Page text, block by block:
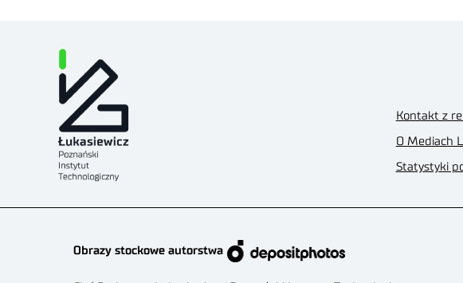
Kontakt z
O Mediach
Statystyki
Obrazy stockowe autorstwa